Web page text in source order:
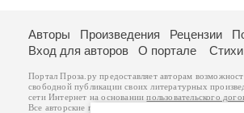
Авторы Произведения Рецензии
Вход для авторов
О портале
Портал Проза.ру предоставляет авторам
свободной публикации своих литературных
сети Интернет на основаниипользовательского
Все авторские права на произведения принадлежат